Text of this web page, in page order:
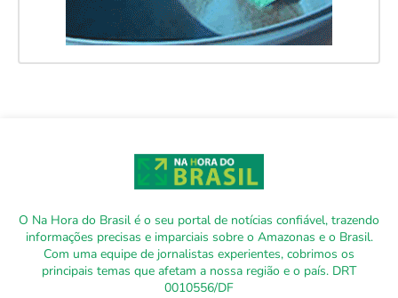
O Na Hora do Brasil é o seu portal de notícias confiável, trazendo
informações precisas e imparciais sobre o Amazonas e o Brasil.
Com uma equipe de jornalistas experientes, cobrimos os
principais temas que afetam a nossa região e o país. DRT
0010556/DF